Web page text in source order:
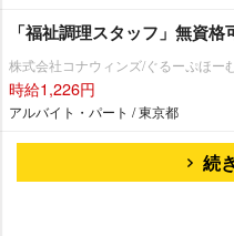
「福祉調理スタッフ」無資
株式会社コナウィンズ/ぐるーぷほー
時給1,226円
アルバイト・パート / 東京都
続